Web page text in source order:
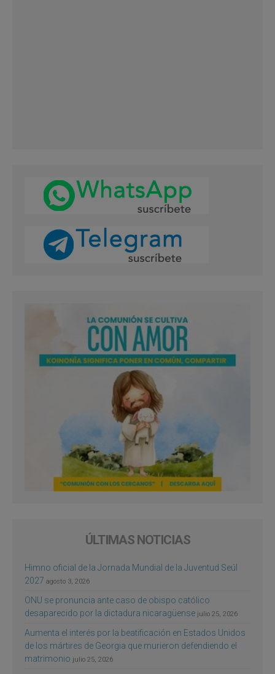
ÚLTIMAS NOTICIAS
Himno oficial de la Jornada Mundial de la Juventud Seúl
2027 agosto 3, 2026
ONU se pronuncia ante caso de obispo católico
desaparecido por la dictadura nicaragüense julio 25, 2026
Aumenta el interés por la beatificación en Estados Unidos
de los mártires de Georgia que murieron defendiendo el
matrimonio julio 25, 2026